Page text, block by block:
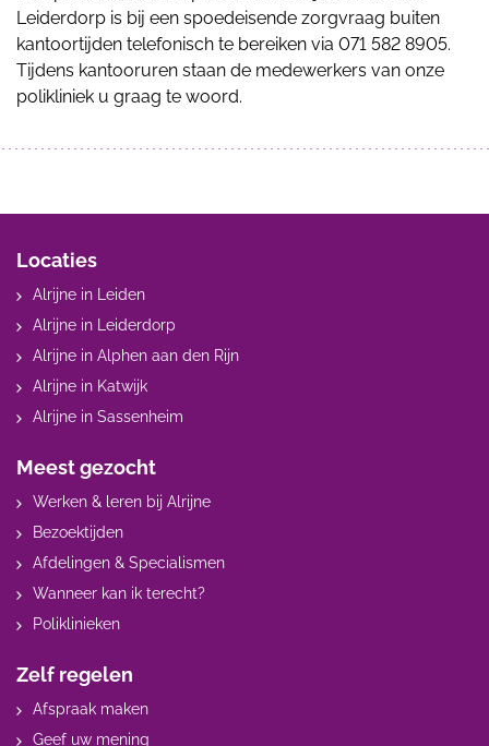
Leiderdorp is bij een spoedeisende zorgvraag buiten
kantoortijden telefonisch te bereiken via 071 582 8905.
Tijdens kantooruren staan de medewerkers van onze
polikliniek u graag te woord.
Locaties
Alrijne in Leiden
Alrijne in Leiderdorp
Alrijne in Alphen aan den Rijn
Alrijne in Katwijk
Alrijne in Sassenheim
Meest gezocht
Werken & leren bij Alrijne
Bezoektijden
Afdelingen & Specialismen
Wanneer kan ik terecht?
Poliklinieken
Zelf regelen
Afspraak maken
Geef uw mening